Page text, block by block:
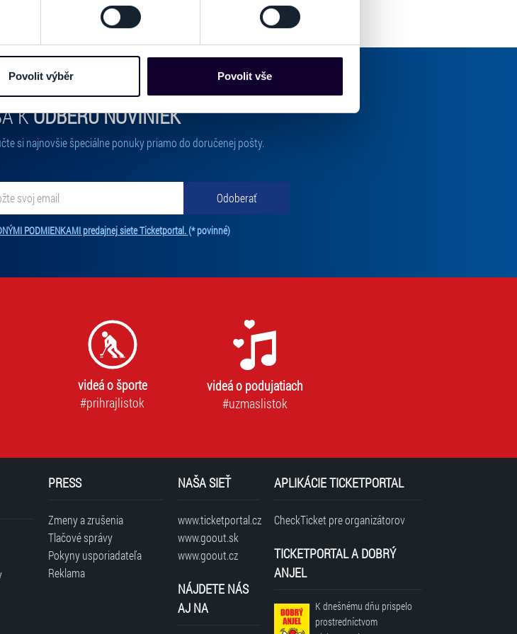
o souborech cookie.
webových stránkách. Tyto informace mohou představovat
návštěvnosti webu nebo k personalizaci obsahu a reklam.
zpracování upravíte zaškrtnutím příslušné varianty. Svoji volbu
a jejich nastavení“.
Povolit výběr Povolit vše
KODBERU NOVINIEK
si najnovšie špeciálne ponuky priamo do doručenej pošty.
Odoberať
zdieľaná s tretími stranami.
PODMIENKAMI predajnej siete Ticketportal. (* povinné)Tento súhlas je povinný na odber newslettra. Bez súhlasu nie je možné vás
videá o športe
#prihrajlistok
videá o podujatiach
#uzmaslistok
PRESS
Zmeny a zrušenia
Tlačové správy
Pokyny usporiadateľa
Reklama
NAŠA SIEŤ
www.ticketportal.cz
www.goout.sk
www.goout.cz
NÁJDETE NÁS
AJ NA
APLIKÁCIE TICKETPORTAL
CheckTicket pre organizátorov
TICKETPORTAL A DOBRÝ
ANJEL
K dnešnému dňu prispelo
prostredníctvom